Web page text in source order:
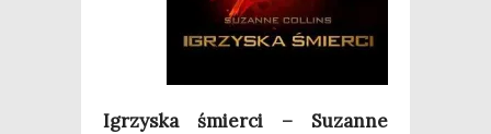
Igrzy­ska śmier­ci – Suzan­ne